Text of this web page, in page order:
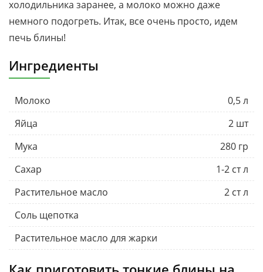
холодильника заранее, а молоко можно даже
немного подогреть. Итак, все очень просто, идем
печь блины!
Ингредиенты
Молоко
0,5 л
Яйца
2 шт
Мука
280 гр
Сахар
1-2 ст л
Растительное масло
2 ст л
Соль щепотка
Растительное масло для жарки